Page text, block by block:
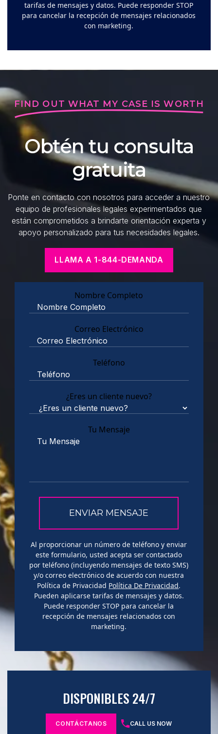
tarifas de mensajes y datos. Puede responder STOP
para cancelar la recepción de mensajes relacionados
con marketing.
FIND OUT WHAT MY CASE IS WORTH
Obtén tu consulta
gratuita
Ponte en contacto con nosotros para acceder a nuestro
equipo de profesionales legales experimentados que
están comprometidos a brindarte orientación experta y
apoyo personalizado para tus necesidades legales.
LLAMA A 1-844-DEMANDA
Nombre Completo
Correo Electrónico
Teléfono
¿Eres un cliente nuevo?
Tu Mensaje
Al proporcionar un número de teléfono y enviar
este formulario, usted acepta ser contactado
por teléfono (incluyendo mensajes de texto SMS)
y/o correo electrónico de acuerdo con nuestra
Política de Privacidad Política De Privacidad.
Pueden aplicarse tarifas de mensajes y datos.
Puede responder STOP para cancelar la
recepción de mensajes relacionados con
marketing.
DISPONIBLES 24/7
CONTÁCTANOS CALL US NOW